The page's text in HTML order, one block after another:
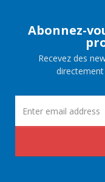
Abonnez-
Recevez des